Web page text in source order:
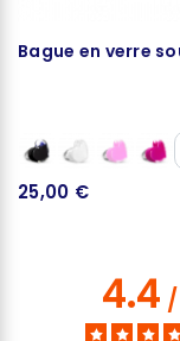
Bague en verre
25,00 €
4.4/